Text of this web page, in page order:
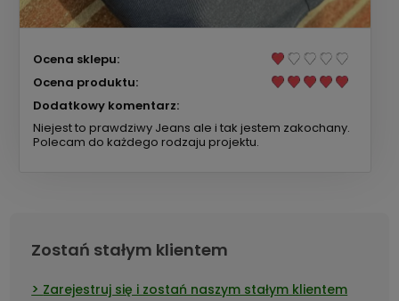
Ocena sklepu:
Ocena produktu:
Dodatkowy komentarz:
Niejest to prawdziwy Jeans ale i tak jestem zakochany.
Polecam do każdego rodzaju projektu.
Zostań stałym klientem
Zarejestruj się i zostań naszym stałym klientem